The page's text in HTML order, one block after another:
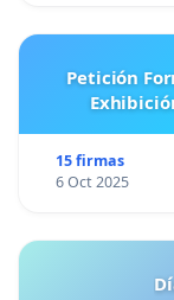
Petición
15 firmas
6 Oct 2025